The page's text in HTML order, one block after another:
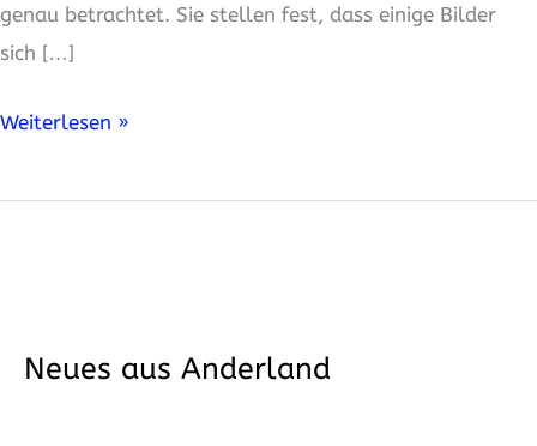
genau betrachtet. Sie stellen fest, dass einige Bilder
sich […]
Weiterlesen »
Neues aus Anderland